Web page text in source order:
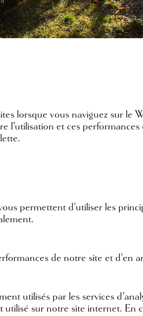
lorsque vous naviguez sur le
et ces performances
permettent d'utiliser les
de notre site et d'en
utilisés par les services
sur notre site internet. En